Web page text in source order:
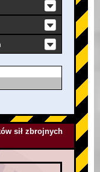
sił zbrojnych